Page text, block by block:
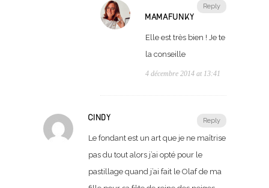
Reply
MAMAFUNKY
Elle est très bien ! Je te
la conseille
4 décembre 2014 at 13:41
Reply
CINDY
Le fondant est un art que je ne maîtrise
pas du tout alors j’ai opté pour le
pastillage quand j’ai fait le Olaf de ma